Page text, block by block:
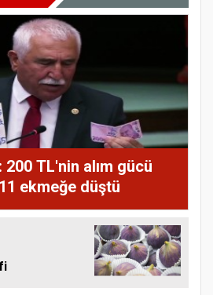
TL'nin alım gücü
ekmeğe düştü